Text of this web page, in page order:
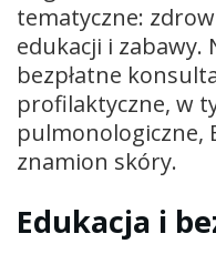
tematyczne:
edukacji i zabawy.
bezpłatne
profilaktyczne, w
pulmonologiczne,
znamion skóry.
Edukacja i